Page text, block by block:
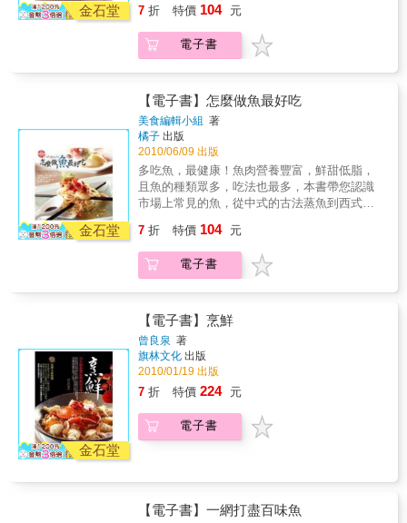
引 附食材與相關料理索引，閱讀容易、貼心超
實用，讓您一目瞭然，馬上就可以找到想要學
習的各式料理，而且不會浪費任何食材。
金石堂
能掌握海鮮料理的美味撇步，也能在家享受色
香味俱全的海鮮美食！本書特別整理出各種海
鮮的問與答，讓您充分掌握食材特性。精心設
手或百戰煮婦都實用的一本好食譜！
7 折 特價 104 元
電子書
金石堂
【電子書】怎麼做魚最好吃
美食編輯小組 著
橘子 出版
2010/06/09 出版
多吃魚，最健康！魚肉營養豐富，鮮甜低脂，
且魚的種類眾多，吃法也最多，本書帶您認識
市場上常見的魚，從中式的古法蒸魚到西式的
魚料理！本書特別企劃烹魚課室的問與答，詳
細教您選魚訣竅、魚的處理！精心設計出25道
的魚料理，每一道料理都附有好吃的情報、好
7 折 特價 104 元
電子書
金石堂
【電子書】烹鮮
曾良泉 著
旗林文化 出版
2010/01/19 出版
7 折 特價 224 元
電子書
【電子書】一網打盡百味魚